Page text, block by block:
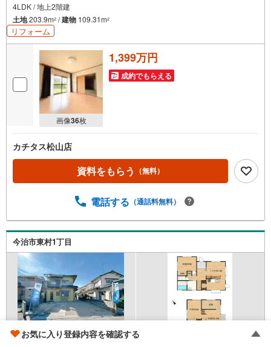
4LDK / 地上2階建
土地203.9m2 /建物 109.31m2
リフォーム
画像36枚
1,399万円
成約でもらえる
カチタス松山店
資料をもらう （無料）
電話する （通話料無料）
今治市東村1丁目
お気に入り登録内容を確認する